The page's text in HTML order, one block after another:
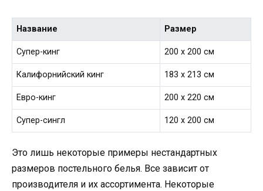
Название Размер
Супер-кинг 200 x 200 см
Калифорнийский кинг 183 x 213 см
Евро-кинг 200 x 220 см
Супер-сингл 120 x 200 см
Это лишь некоторые примеры нестандартных
размеров постельного белья. Все зависит от
производителя и их ассортимента. Некоторые